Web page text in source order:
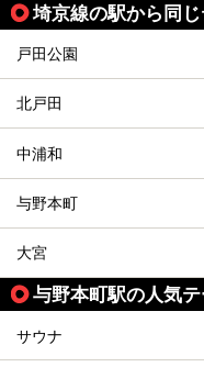
埼京線の駅から同
戸田公園
北戸田
中浦和
与野本町
大宮
与野本町駅の人気
サウナ